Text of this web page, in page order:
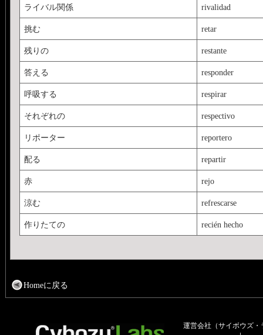
ライバル関係 rivalidad
挑む retar
残りの restante
答える responder
呼吸する respirar
それぞれの respectivo
リポーター reportero
配る repartir
赤 rejo
涼む refrescarse
作りたての recién hecho
Homeに戻る
運営会社（サイボウズ・